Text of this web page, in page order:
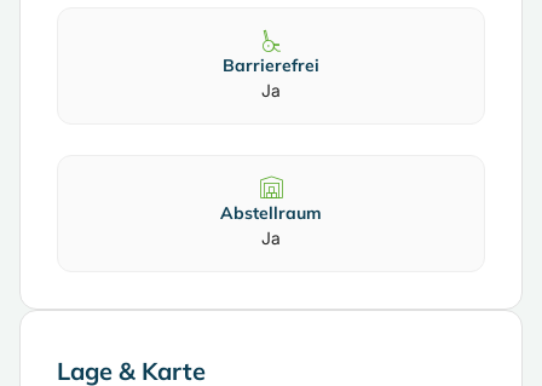
Barrierefrei
Ja
Abstellraum
Ja
Lage & Karte